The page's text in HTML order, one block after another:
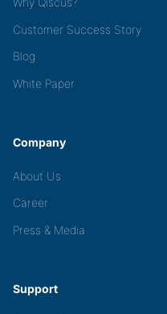
Customer Success Story
Blog
White Paper
Company
About Us
Career
Press & Media
Support